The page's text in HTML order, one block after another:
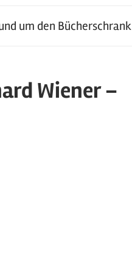
um den Bücherschrank
Wiener –